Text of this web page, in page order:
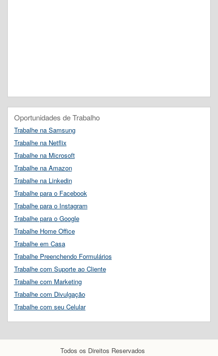
Oportunidades de Trabalho
Trabalhe na Samsung
Trabalhe na Netflix
Trabalhe na Microsoft
Trabalhe na Amazon
Trabalhe na Linkedin
Trabalhe para o Facebook
Trabalhe para o Instagram
Trabalhe para o Google
Trabalhe Home Office
Trabalhe em Casa
Trabalhe Preenchendo Formulários
Trabalhe com Suporte ao Cliente
Trabalhe com Marketing
Trabalhe com Divulgação
Trabalhe com seu Celular
Todos os Direitos Reservados